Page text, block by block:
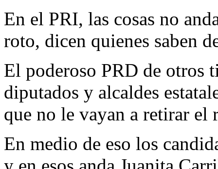
En el PRI, las cosas no
roto, dicen quienes saben
El poderoso PRD de otros
diputados y alcaldes
que no le vayan a retirar el
En medio de eso los